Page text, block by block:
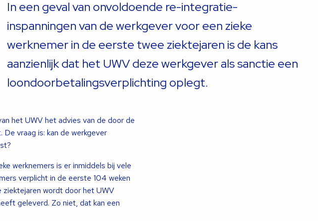
In een geval van onvoldoende re-integratie-
inspanningen van de werkgever voor een zieke
werknemer in de eerste twee ziektejaren is de kans
aanzienlijk dat het UWV deze werkgever als sanctie een
loondoorbetalingsverplichting oplegt.
het UWV het advies van de door de
vraag is: kan de werkgever
werknemers is er inmiddels bij vele
verplicht in de eerste 104 weken
wordt door het UWV
geleverd. Zo niet, dat kan een